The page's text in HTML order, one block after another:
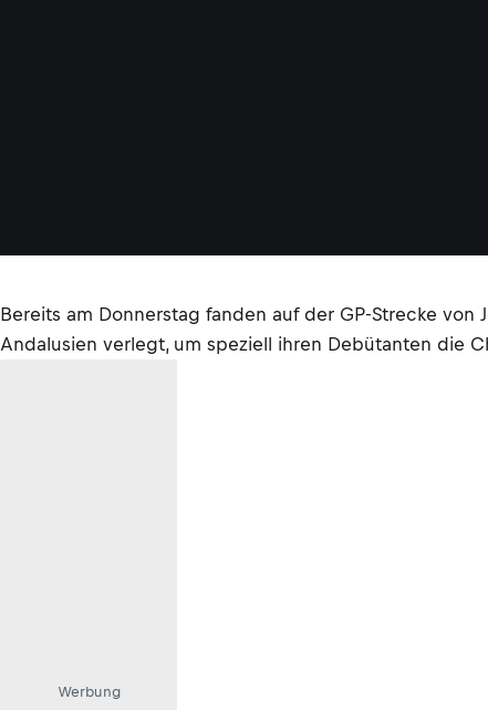
Bereits am Donnerstag fanden auf der GP-Strecke von
Andalusien verlegt, um speziell ihren Debütanten die
Werbung